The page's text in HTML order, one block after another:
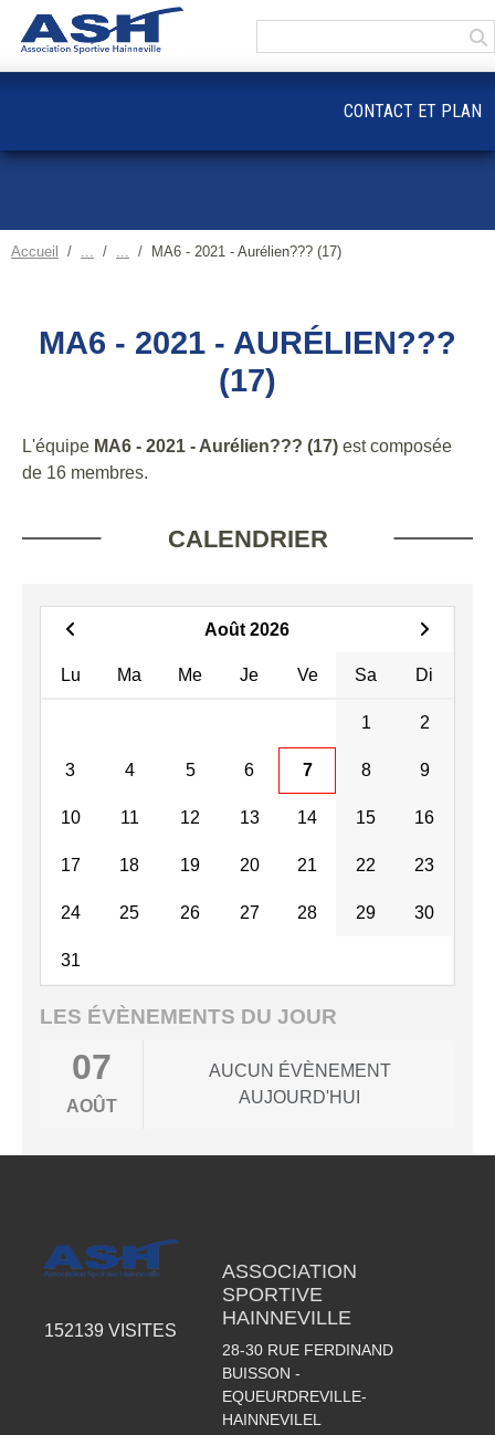
Accueil MA6 - 2021 - Aurélien??? (17)
MA6 - 2021 - AURÉLIEN???
(17)
L'équipe MA6 - 2021 - Aurélien??? (17) est composée
de 16 membres.
CALENDRIER
Août 2026
Lu Ma Me Je Ve Sa Di
1 2
3 4 5 6 7 8 9
10 11 12 13 14 15 16
17 18 19 20 21 22 23
24 25 26 27 28 29 30
31
LES ÉVÈNEMENTS DU JOUR
07
AOÛT
AUCUN ÉVÈNEMENT
AUJOURD'HUI
CONTACT ET PLAN
152139 VISITES
ASSOCIATION
SPORTIVE
HAINNEVILLE
28-30 RUE FERDINAND
BUISSON -
EQUEURDREVILLE-
HAINNEVILEL
Panneau de gestion des cookies